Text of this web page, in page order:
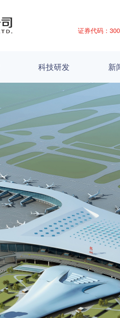
证券代码：
科技研发 新